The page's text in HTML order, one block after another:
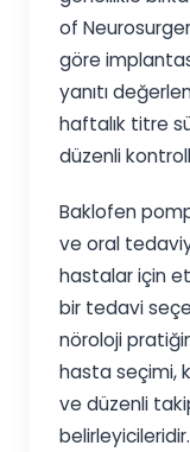
of
göre
yanıtı
haftalık titre
düzenli
Baklofen
ve oral
hastalar için
bir tedavi
nöroloji
hasta seçimi,
ve düzenli
belirleyicileridir.